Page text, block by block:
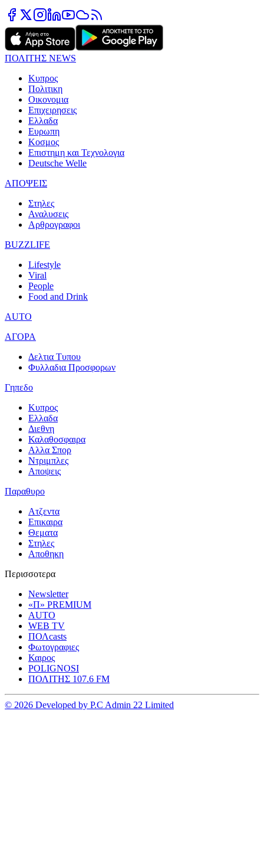
ΠΟΛΙΤΗΣ NEWS
Κυπρος
Πολιτικη
Οικονομια
Επιχειρησεις
Ελλαδα
Ευρωπη
Κοσμος
Επιστημη και Τεχνολογια
Deutsche Welle
ΑΠΟΨΕΙΣ
Στηλες
Αναλυσεις
Αρθρογραφοι
BUZZLIFE
Lifestyle
Viral
People
Food and Drink
AUTO
ΑΓΟΡΑ
Δελτια Τυπου
Φυλλαδια Προσφορων
Γηπεδο
Κυπρος
Ελλαδα
Διεθνη
Καλαθοσφαιρα
Αλλα Σπορ
Ντριμπλες
Αποψεις
Παραθυρο
Ατζεντα
Επικαιρα
Θεματα
Στηλες
Αποθηκη
Περισσοτερα
Newsletter
«Π» PREMIUM
AUTO
WEB TV
ΠΟΛcasts
Φωτογραφιες
Καιρος
POLIGNOSI
ΠΟΛΙΤΗΣ 107.6 FM
© 2026 Developed by P.C Admin 22 Limited